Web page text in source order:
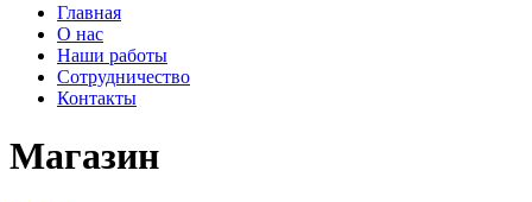
Главная
О нас
Наши работы
Сотрудничество
Контакты
Магазин